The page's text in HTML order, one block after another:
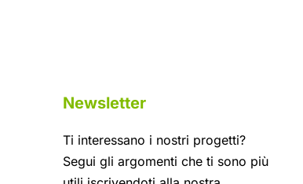
Newsletter
Ti interessano i nostri progetti?
Segui gli argomenti che ti sono più